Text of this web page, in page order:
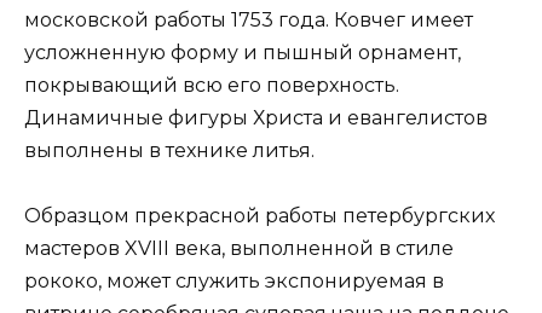
московской работы 1753 года. Ковчег имеет
усложненную форму и пышный орнамент,
покрывающий всю его поверхность.
Динамичные фигуры Христа и евангелистов
выполнены в технике литья.
Образцом прекрасной работы петербургских
мастеров XVIII века, выполненной в стиле
рококо, может служить экспонируемая в